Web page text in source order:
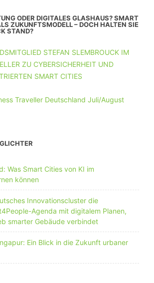
ODER DIGITALES GLASHAUS? SMART
ZUKUNFTSMODELL – DOCH HALTEN SIE
STAND?
STEFAN SLEMBROUCK IM
ZU CYBERSICHERHEIT UND
SMART CITIES
Was Smart Cities von KI im
können
Innovationscluster die
Agenda mit digitalem Planen,
smarter Gebäude verbindet
Ein Blick in die Zukunft urbaner